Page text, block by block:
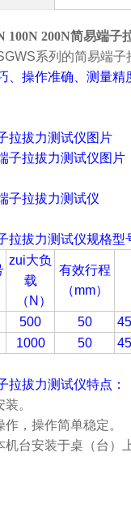
100N 200N简易端子
系列的简易端子
、操作准确、测量精
拉拔力测试仪图片
拉拔力测试仪规格型
zui大负
载
（ N ）
有效行程
（mm）
500 50
1000 50
拉拔力测试仪特点：
。
作，操作简单稳定。
机台安装于桌（台）